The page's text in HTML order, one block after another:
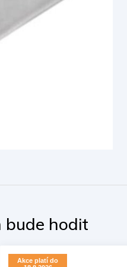
Akce platí do